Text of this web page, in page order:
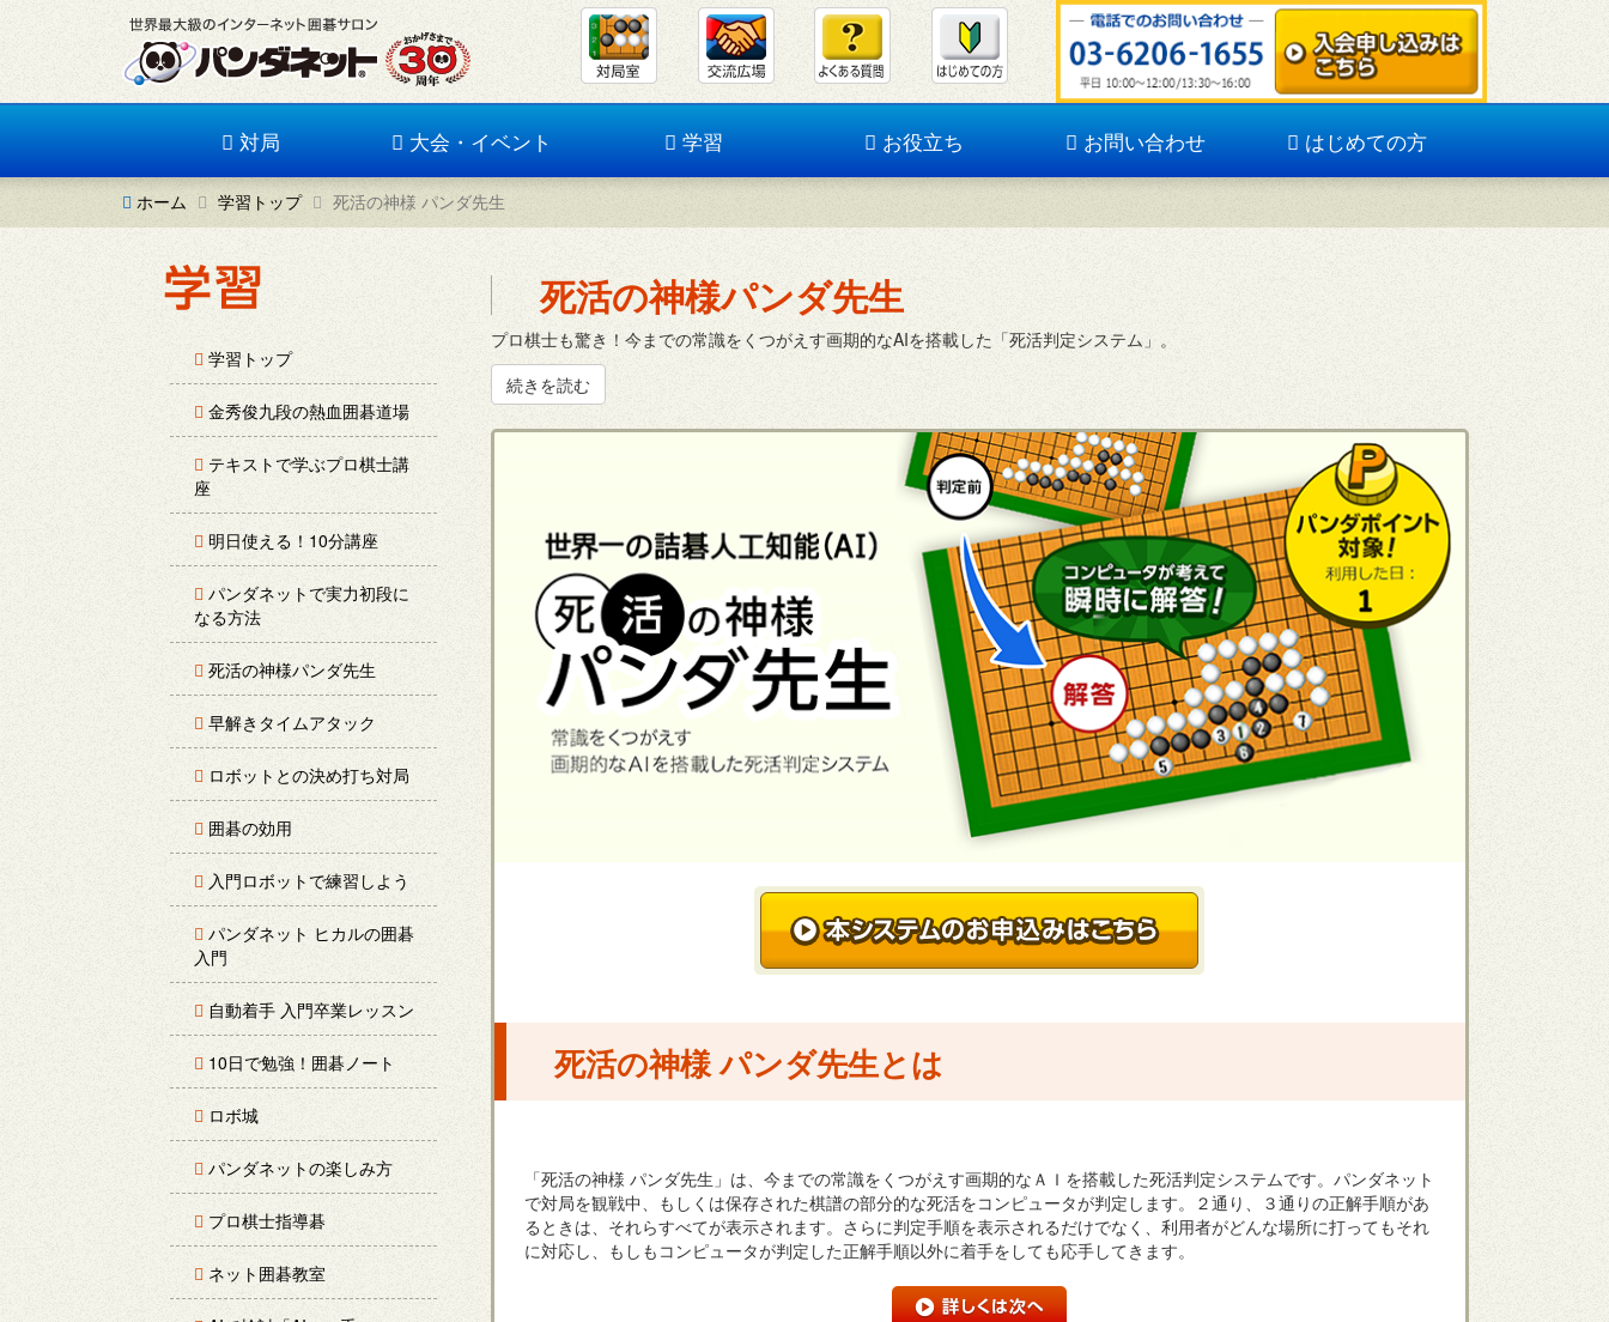
対局 大会・イベント 学習 お役立ち お問い合わせ はじめての方
ホーム 学習トップ 死活の神様 パンダ先生
学習トップ
金秀俊九段の熱血囲碁道場
テキストで学ぶプロ棋士講
座
明日使える！10分講座
パンダネットで実力初段に
なる方法
死活の神様パンダ先生
早解きタイムアタック
ロボットとの決め打ち対局
囲碁の効用
入門ロボットで練習しよう
パンダネット ヒカルの囲碁
入門
自動着手 入門卒業レッスン
10日で勉強！囲碁ノート
ロボ城
パンダネットの楽しみ方
プロ棋士指導碁
ネット囲碁教室
死活の神様パンダ先生
プロ棋士も驚き！今までの常識をくつがえす画期的なAIを搭載した「死活判定システム」。
続きを読む
死活の神様 パンダ先生とは
「死活の神様 パンダ先生」は、今までの常識をくつがえす画期的なＡＩを搭載した死活判定システムです。パンダネット
で対局を観戦中、もしくは保存された棋譜の部分的な死活をコンピュータが判定します。２通り、３通りの正解手順があ
るときは、それらすべてが表示されます。さらに判定手順を表示されるだけでなく、利用者がどんな場所に打ってもそれ
に対応し、もしもコンピュータが判定した正解手順以外に着手をしても応手してきます。